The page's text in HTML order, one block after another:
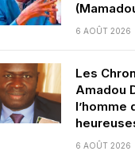
6 AOÛT 2026
Les
Amadou
l’homme
6 AOÛT 2026